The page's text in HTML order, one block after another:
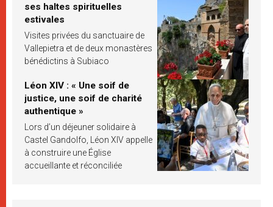
ses haltes spirituelles
estivales
Visites privées du sanctuaire de
Vallepietra et de deux monastères
bénédictins à Subiaco
Léon XIV : « Une soif de
justice, une soif de charité
authentique »
Lors d’un déjeuner solidaire à
Castel Gandolfo, Léon XIV appelle
à construire une Église
accueillante et réconciliée